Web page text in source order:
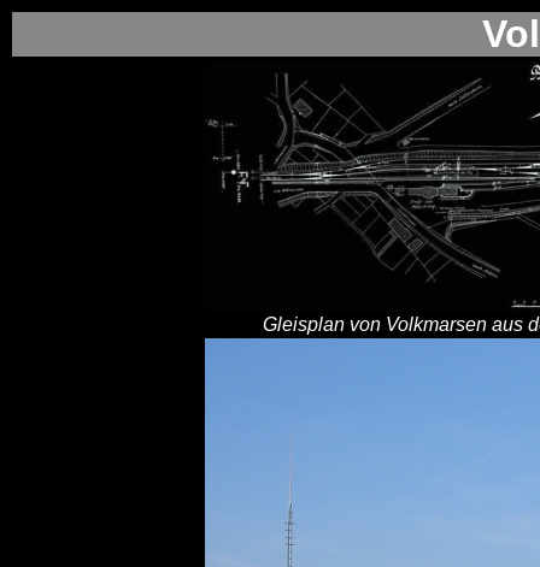
Gleisplan von Volkmarsen aus